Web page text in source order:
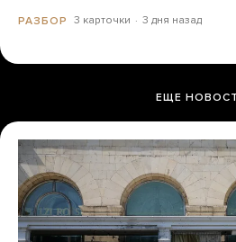
РАЗБОР 3 карточки 3 дня назад
ЕЩЕ